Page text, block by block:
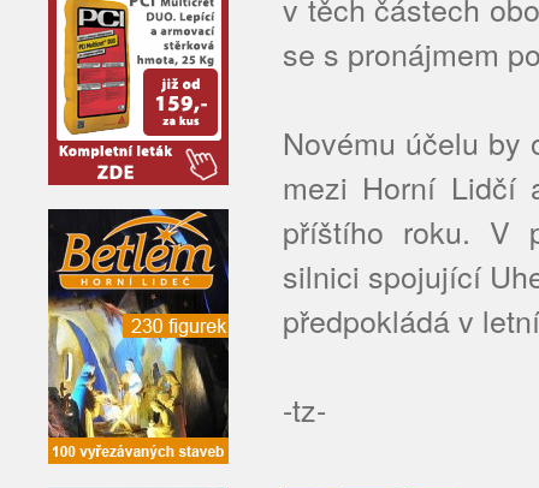
se s pronájmem
Novému účelu by
mezi Horní Lidčí
příštího roku. V
silnici spojující
předpokládá v
-tz-